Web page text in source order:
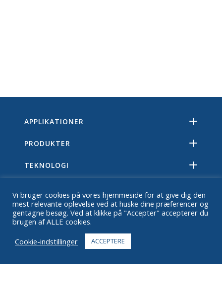
APPLIKATIONER
PRODUKTER
TEKNOLOGI
OM
Vi bruger cookies på vores hjemmeside for at give dig den
mest relevante oplevelse ved at huske dine præferencer og
gentagne besøg. Ved at klikke på "Accepter" accepterer du
brugen af ALLE cookies.
Cookie-indstillinger
ACCEPTERE